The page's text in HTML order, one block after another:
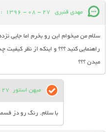
مهدی قنبری 27 - 08 - 1396
:
سلام من میخوام این رو بخرم اما جایی
راهنمایی کنید ؟؟؟ و اینکه از نظر
میدن ؟؟؟
میهن استور 27 - 08 - 1396
با سلام. رنگ رو دز